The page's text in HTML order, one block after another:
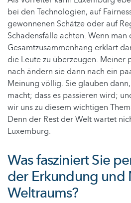
bei den Technologien, auf
gewonnenen Schätze oder auf
Schadensfälle achten. Wenn man
Gesamtzusammenhang erklärt
die Leute zu überzeugen. Meiner
nach ändern sie dann nach ein
Meinung völlig. Sie glauben
macht; dass es passieren wird;
wir uns zu diesem wichtigen
Denn der Rest der Welt wartet
Luxemburg.
Was fasziniert Sie
der Erkundung und
Weltraums?